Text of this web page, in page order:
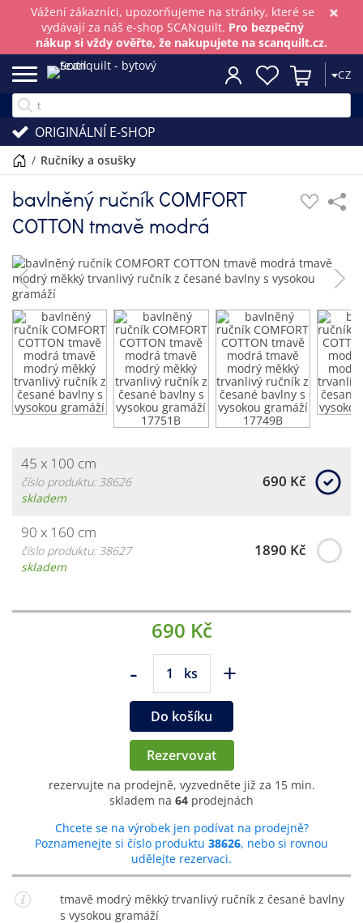
×
Vážení zákazníci, upozorňujeme na stránky, které se
vydávají za náš e-shop SCANquilt. Pro bezpečný
nákup si vždy ověřte, že nakupujete na scanquilt.cz.
CZ
ORIGINÁLNÍ E-SHOP
/ ručníky a osušky
bavlněný ručník COMFORT
COTTON tmavě modrá
45 x 100 cm
číslo produktu: 38626
skladem
690 Kč
90 x 160 cm
číslo produktu: 38627
skladem
1890 Kč
690 Kč
- ks +
Do košíku
Rezervovat
rezervujte na prodejně, vyzvedněte již za 15 min.
skladem na 64 prodejnách
Chcete se na výrobek jen podívat na prodejně?
Poznamenejte si číslo produktu 38626, nebo si rovnou
udělejte rezervaci.
tmavě modrý měkký trvanlivý ručník z česané bavlny
s vysokou gramáží